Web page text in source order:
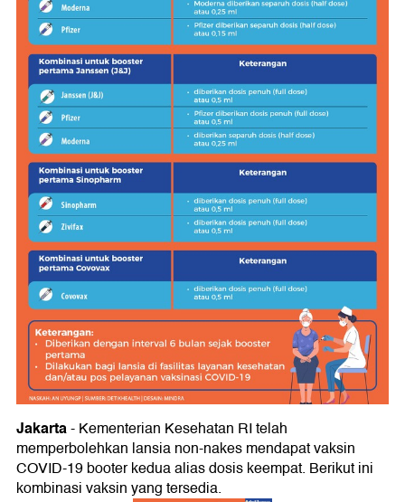
Jakarta-Kementerian Kesehatan RI telah
memperbolehkan lansia non-nakes mendapat vaksin
COVID-19 booter kedua alias dosis keempat. Berikut ini
kombinasi vaksin yang tersedia.